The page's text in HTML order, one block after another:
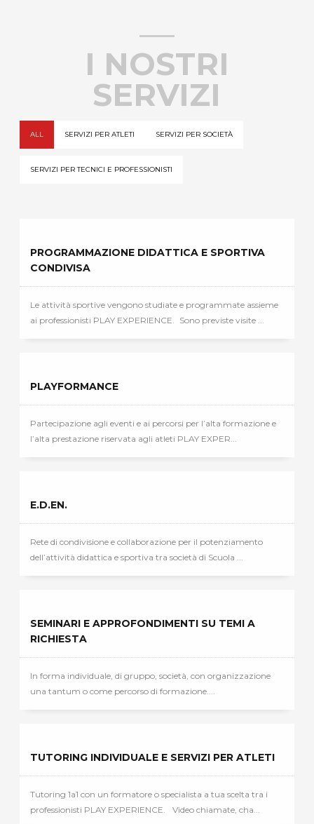
I NOSTRI
SERVIZI
ALL SERVIZI PER ATLETI SERVIZI PER SOCIETÀ
SERVIZI PER TECNICI E PROFESSIONISTI
PROGRAMMAZIONE DIDATTICA E SPORTIVA
CONDIVISA
Le attività sportive vengono studiate e programmate assieme
ai professionisti PLAY EXPERIENCE. Sono previste visite ...
PLAYFORMANCE
Partecipazione agli eventi e ai percorsi per l’alta formazione e
l’alta prestazione riservata agli atleti PLAY EXPER...
E.D.EN.
Rete di condivisione e collaborazione per il potenziamento
dell’attività didattica e sportiva tra società di Scuola ...
SEMINARI E APPROFONDIMENTI SU TEMI A
RICHIESTA
In forma individuale, di gruppo, società, con organizzazione
una tantum o come percorso di formazione....
TUTORING INDIVIDUALE E SERVIZI PER ATLETI
Tutoring 1a1 con un formatore o specialista a tua scelta tra i
professionisti PLAY EXPERIENCE. Video chiamate, cha...